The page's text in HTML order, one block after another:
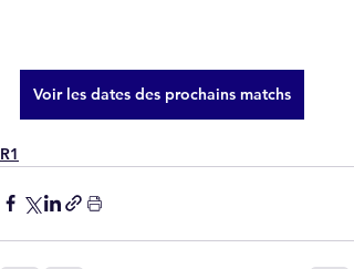
Voir les dates des prochains matchs
R1